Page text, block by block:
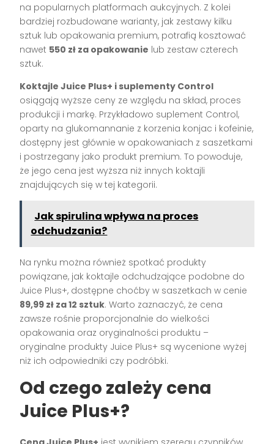
na popularnych platformach aukcyjnych. Z kolei
bardziej rozbudowane warianty, jak zestawy kilku
sztuk lub opakowania premium, potrafią kosztować
nawet 550 zł za opakowanie lub zestaw czterech
sztuk.
Koktajle Juice Plus+ i suplementy Control
osiągają wyższe ceny ze względu na skład, proces
produkcji i markę. Przykładowo suplement Control,
oparty na glukomannanie z korzenia konjac i kofeinie,
dostępny jest głównie w opakowaniach z saszetkami
i postrzegany jako produkt premium. To powoduje,
że jego cena jest wyższa niż innych koktajli
znajdujących się w tej kategorii.
Jak spirulina wpływa na proces
odchudzania?
Na rynku można również spotkać produkty
powiązane, jak koktajle odchudzające podobne do
Juice Plus+, dostępne choćby w saszetkach w cenie
89,99 zł za 12 sztuk. Warto zaznaczyć, że cena
zawsze rośnie proporcjonalnie do wielkości
opakowania oraz oryginalności produktu –
oryginalne produkty Juice Plus+ są wycenione wyżej
niż ich odpowiedniki czy podróbki.
Od czego zależy cena
Juice Plus+?